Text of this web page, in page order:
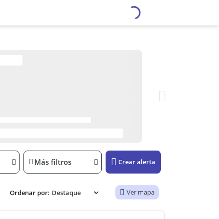
Más filtros Crear alerta
Ordenar por: Ver mapa